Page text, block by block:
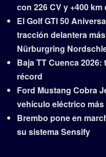
con 226 CV y +400
El Golf GTI 50
tracción delantera
Nürburgring
Baja TT Cuenca
récord
Ford Mustang Cobra
vehículo eléctrico
Brembo pone en
su sistema Sensify